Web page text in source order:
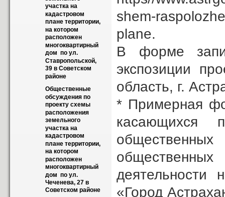
участка на
кадастровом
плане территории,
на котором
расположен
многоквартирный
дом  по ул.
Ставропольской,
39 в Советском
районе
Общественные
обсуждения по
проекту схемы
расположения
земельного
участка на
кадастровом
плане территории,
на котором
расположен
многоквартирный
дом  по ул.
Чеченева, 27 в
Советском районе
shem-
plane.
В форме
экспозиции
область, г.
* Примерная
касающихся
общественных
деятельности
«Город